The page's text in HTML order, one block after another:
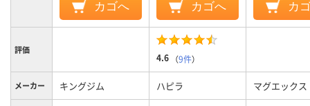
カゴへ カゴへ カ
評価
4.6 （9件）
メーカー キングジム ハピラ マグエックス